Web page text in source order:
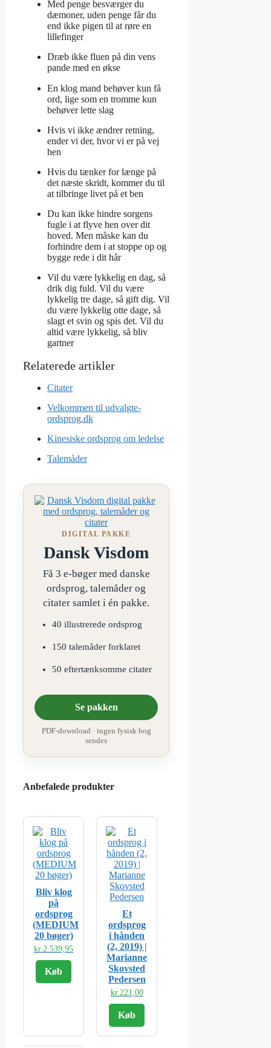
Med penge besværger du
dæmoner, uden penge får du
end ikke pigen til at røre en
lillefinger
Dræb ikke fluen på din vens
pande med en økse
En klog mand behøver kun få
ord, lige som en tromme kun
behøver lette slag
Hvis vi ikke ændrer retning,
ender vi der, hvor vi er på vej
hen
Hvis du tænker for længe på
det næste skridt, kommer du til
at tilbringe livet på et ben
Du kan ikke hindre sorgens
fugle i at flyve hen over dit
hoved. Men måske kan du
forhindre dem i at stoppe op og
bygge rede i dit hår
Vil du være lykkelig en dag, så
drik dig fuld. Vil du være
lykkelig tre dage, så gift dig. Vil
du være lykkelig otte dage, så
slagt et svin og spis det. Vil du
altid være lykkelig, så bliv
gartner
Citater
Velkommen til udvalgte-
ordsprog.dk
Kinesiske ordsprog om ledelse
Talemåder
DIGITAL PAKKE
Dansk Visdom
Få 3 e-bøger med danske
ordsprog, talemåder og
citater samlet i én pakke.
40 illustrerede ordsprog
150 talemåder forklaret
50 eftertænksomme citater
Se pakken
PDF-download · ingen fysisk bog
sendes
Anbefalede produkter
Bliv klog
på
ordsprog
(MEDIUM
20 bøger)
kr. 2.539,95
Køb
Et
ordsprog
i hånden
(2, 2019) |
Marianne
Skovsted
Pedersen
kr. 221,00
Køb